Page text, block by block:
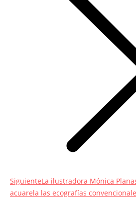
SiguienteEntrada
siguiente:
La ilustradora Mónica
acuarela las ecografías